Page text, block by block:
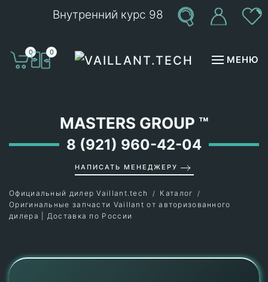
Внутренний курс 98
0 0
МЕНЮ
MASTERS GROUP ™
8 (921) 960-42-04
НАПИСАТЬ МЕНЕДЖЕРУ
Официальный дилер Vaillant.tech
Каталог
Оригинальные запчасти Vaillant от авторизованного
дилера | Доставка по России